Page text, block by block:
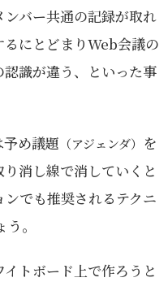
バー共通の記録が取れ
にとどまりWeb会議の
識が違う、といった事
め議題 （アジェンダ） を
消し線で消していくと
でも推奨されるテクニ
。
トボード上で作ろうと